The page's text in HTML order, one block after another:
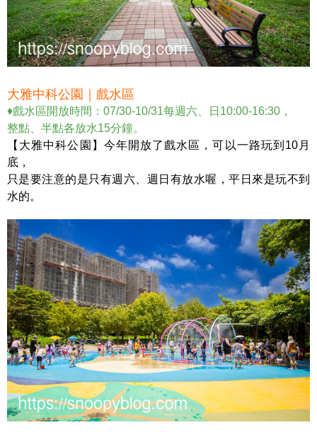
大雅中科公園｜戲水區
♦戲水區開放時間：07/30-10/31每週六、日10:00-16:30，
整點、半點各放水15分鐘。
【大雅中科公園】今年開放了戲水區，可以一路玩到10月
底，
只是要注意的是只有週六、週日有放水喔，平日來是玩不到
水的。